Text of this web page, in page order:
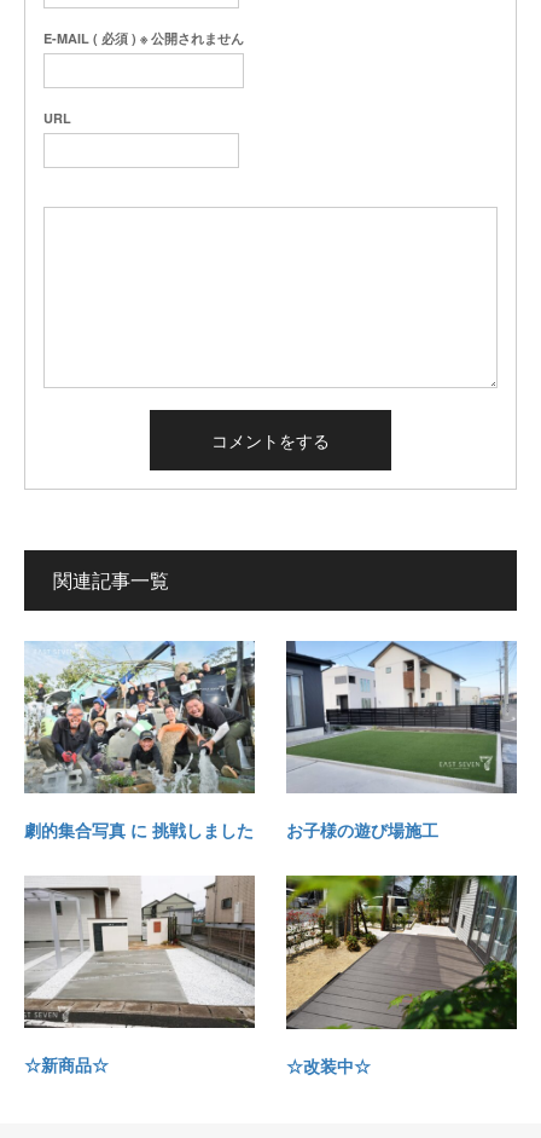
E-MAIL ( 必須 ) ※ 公開されません
URL
関連記事一覧
劇的集合写真 に 挑戦しました お子様の遊び場施工
☆新商品☆ ☆改装中☆